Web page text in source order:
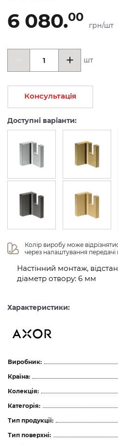
6 080.00
грн/шт
шт
Консультація
Доступні варіанти:
Колір виробу може
через налаштування
Настінний монтаж,
діаметр отвору: 6 мм
Характеристики:
Виробник:
Країна:
Колекція:
Категорія:
Тип продукції:
Тип поверхні: